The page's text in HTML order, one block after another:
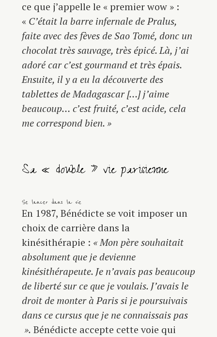
ce que j’appelle le « premier wow » :
«C’était la barre infernale de Pralus,
faite avec des fèves de Sao Tomé, donc un
chocolat très sauvage, très épicé. Là, j’ai
adoré car c’est gourmand et très épais.
Ensuite, il y a eu la découverte des
tablettes de Madagascar […] j’aime
beaucoup… c’est fruité, c’est acide, cela
me correspond bien. »
Sa « double » vie parisienne
Se lancer dans la vie
En 1987, Bénédicte se voit imposer un
choix de carrière dans la
kinésithérapie : « Mon père souhaitait
absolument que je devienne
kinésithérapeute. Je n’avais pas beaucoup
de liberté sur ce que je voulais. J’avais le
droit de monter à Paris si je poursuivais
dans ce cursus que je ne connaissais pas
». Bénédicte accepte cette voie qui